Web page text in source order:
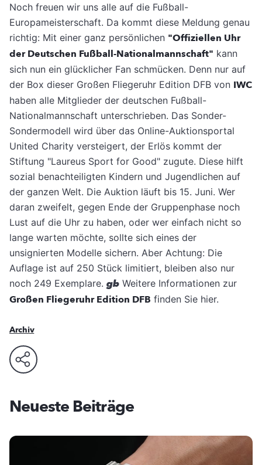
Noch freuen wir uns alle auf die Fußball-
Europameisterschaft. Da kommt diese Meldung genau
richtig: Mit einer ganz persönlichen "Offiziellen Uhr
der Deutschen Fußball-Nationalmannschaft" kann
sich nun ein glücklicher Fan schmücken. Denn nur auf
der Box dieser Großen Fliegeruhr Edition DFB von IWC
haben alle Mitglieder der deutschen Fußball-
Nationalmannschaft unterschrieben. Das Sonder-
Sondermodell wird über das Online-Auktionsportal
United Charity versteigert, der Erlös kommt der
Stiftung "Laureus Sport for Good" zugute. Diese hilft
sozial benachteiligten Kindern und Jugendlichen auf
der ganzen Welt. Die Auktion läuft bis 15. Juni. Wer
daran zweifelt, gegen Ende der Gruppenphase noch
Lust auf die Uhr zu haben, oder wer einfach nicht so
lange warten möchte, sollte sich eines der
unsignierten Modelle sichern. Aber Achtung: Die
Auflage ist auf 250 Stück limitiert, bleiben also nur
noch 249 Exemplare. gb Weitere Informationen zur
Großen Fliegeruhr Edition DFB finden Sie hier.
Archiv
Neueste Beiträge